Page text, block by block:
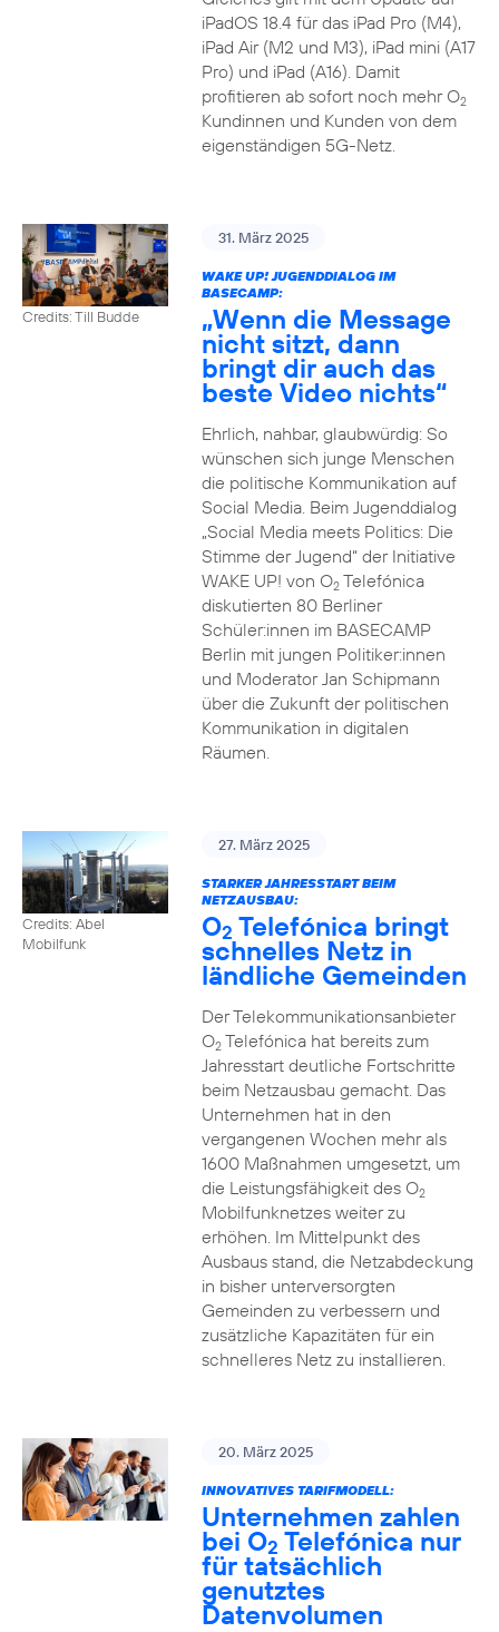
iPadOS 18.4 für das iPad Pro (M4),
iPad Air (M2 und M3), iPad mini (A17
Pro) und iPad (A16). Damit
profitieren ab sofort noch mehr O2
Kundinnen und Kunden von dem
eigenständigen 5G-Netz.
Credits: Till Budde
31. März 2025
WAKE UP! JUGENDDIALOG IM
BASECAMP:
„Wenn die Message
nicht sitzt, dann
bringt dir auch das
beste Video nichts“
Ehrlich, nahbar, glaubwürdig: So
wünschen sich junge Menschen
die politische Kommunikation auf
Social Media. Beim Jugenddialog
„Social Media meets Politics: Die
Stimme der Jugend“ der Initiative
WAKE UP! von O2Telefónica
diskutierten 80 Berliner
Schüler:innen im BASECAMP
Berlin mit jungen Politiker:innen
und Moderator Jan Schipmann
über die Zukunft der politischen
Kommunikation in digitalen
Räumen.
Credits: Abel
Mobilfunk
27. März 2025
STARKER JAHRESSTART BEIM
NETZAUSBAU:
O2 Telefónica bringt
schnelles Netz in
ländliche Gemeinden
Der Telekommunikationsanbieter
O2Telefónica hat bereits zum
Jahresstart deutliche Fortschritte
beim Netzausbau gemacht. Das
Unternehmen hat in den
vergangenen Wochen mehr als
1600 Maßnahmen umgesetzt, um
die Leistungsfähigkeit des O2
Mobilfunknetzes weiter zu
erhöhen. Im Mittelpunkt des
Ausbaus stand, die Netzabdeckung
in bisher unterversorgten
Gemeinden zu verbessern und
zusätzliche Kapazitäten für ein
schnelleres Netz zu installieren.
20. März 2025
INNOVATIVES TARIFMODELL:
Unternehmen zahlen
bei O2 Telefónica nur
für tatsächlich
genutztes
Datenvolumen